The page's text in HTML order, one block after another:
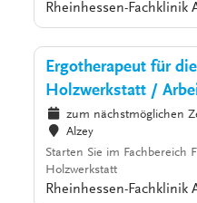
Rheinhessen-Fachklinik
Ergotherapeut für
Holzwerkstatt /
zum nächstmöglichen
Alzey
Starten Sie im Fachbereich
Holzwerkstatt
Rheinhessen-Fachklinik